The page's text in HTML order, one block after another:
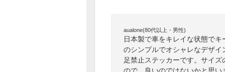
aualone(80代以上・男性)
日本製で車をキレイな状態で
のシンプルでオシャレなデザ
足禁止ステッカーです。サイ